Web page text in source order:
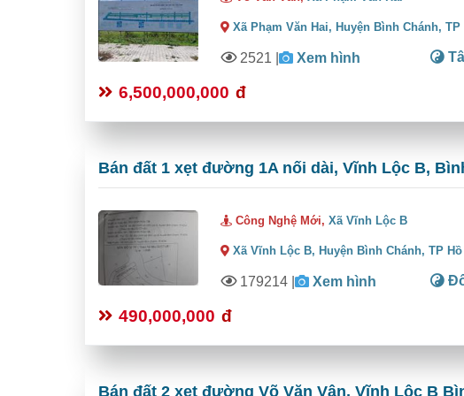
Xã Phạm Văn Hai, Huyện Bình Chánh,TP
2521 | Xem hình
6,500,000,000 đ
Bán đất 1 xẹt đường 1A nối dài, Vĩnh Lộc B,
Công Nghệ Mới,Xã Vĩnh Lộc B
Xã Vĩnh Lộc B, Huyện Bình Chánh,TP
179214 | Xem hình
490,000,000 đ
Bán đất 2 xẹt đường Võ Văn Vân, Vĩnh Lộc B